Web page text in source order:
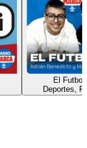
El
Deportes,